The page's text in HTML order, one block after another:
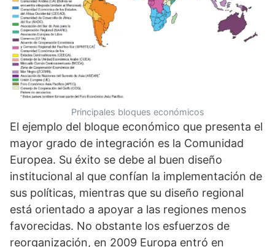
Principales bloques económicos
El ejemplo del bloque económico que presenta el
mayor grado de integración es la Comunidad
Europea. Su éxito se debe al buen diseño
institucional al que confían la implementación de
sus políticas, mientras que su diseño regional
está orientado a apoyar a las regiones menos
favorecidas. No obstante los esfuerzos de
reorganización, en 2009 Europa entró en